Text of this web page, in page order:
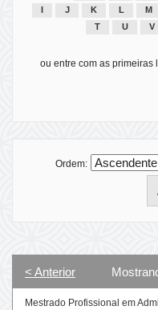
J K L M
T
U V
ou entre com as primeiras
Ordem:
< Anterior
Mestrado Profissional em